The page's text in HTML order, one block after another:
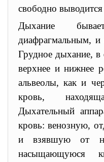
свободно
Дыхание
диафрагмальным,
Грудное дыхание, в
верхнее и нижнее
альвеолы, как и
кровь,
Дыхательный
кровь: венозную,
и взявшую от
насыщающуюся